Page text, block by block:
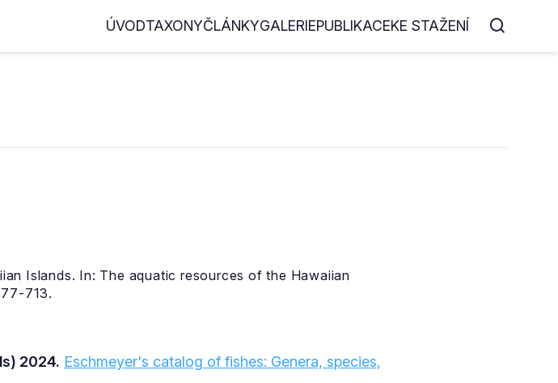
ÚVODTAXONYČLÁNKYGALERIEPUBLIKACEKE STAŽENÍ
Islands. In: The aquatic resources of the Hawaiian
713.
2024. Eschmeyer's catalog of fishes: Genera, species,